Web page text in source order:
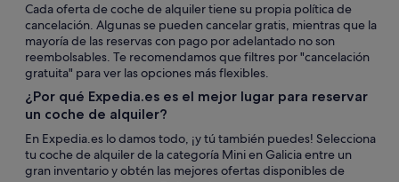
Cada oferta de coche de alquiler tiene su propia política de
cancelación. Algunas se pueden cancelar gratis, mientras que la
mayoría de las reservas con pago por adelantado no son
reembolsables. Te recomendamos que filtres por "cancelación
gratuita" para ver las opciones más flexibles.
¿Por qué Expedia.es es el mejor lugar para reservar
un coche de alquiler?
En Expedia.es lo damos todo, ¡y tú también puedes! Selecciona
tu coche de alquiler de la categoría Mini en Galicia entre un
gran inventario y obtén las mejores ofertas disponibles de